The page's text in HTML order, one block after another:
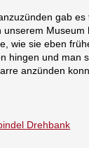
gab
unserem Museum
wie sie eben
hingen und man
anzünden